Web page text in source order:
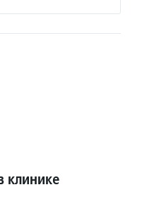
клинике